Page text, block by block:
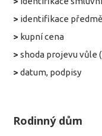
> identifikace
> kupní cena
> shoda projevu vůle
> datum, podpisy
Rodinný dům